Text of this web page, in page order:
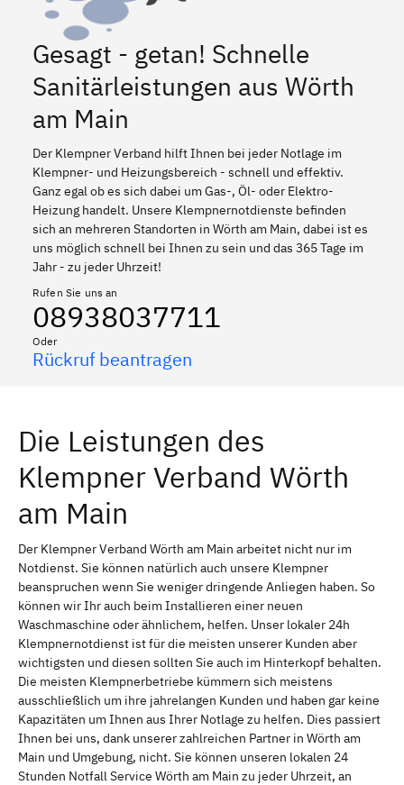
Gesagt - getan! Schnelle
Sanitärleistungen aus Wörth
am Main
Der Klempner Verband hilft Ihnen bei jeder Notlage im
Klempner- und Heizungsbereich - schnell und effektiv.
Ganz egal ob es sich dabei um Gas-, Öl- oder Elektro-
Heizung handelt. Unsere Klempnernotdienste befinden
sich an mehreren Standorten in Wörth am Main, dabei ist es
uns möglich schnell bei Ihnen zu sein und das 365 Tage im
Jahr - zu jeder Uhrzeit!
Rufen Sie uns an
08938037711
Oder
Rückruf beantragen
Die Leistungen des
Klempner Verband Wörth
am Main
Der Klempner Verband Wörth am Main arbeitet nicht nur im
Notdienst. Sie können natürlich auch unsere Klempner
beanspruchen wenn Sie weniger dringende Anliegen haben. So
können wir Ihr auch beim Installieren einer neuen
Waschmaschine oder ähnlichem, helfen. Unser lokaler 24h
Klempnernotdienst ist für die meisten unserer Kunden aber
wichtigsten und diesen sollten Sie auch im Hinterkopf behalten.
Die meisten Klempnerbetriebe kümmern sich meistens
ausschließlich um ihre jahrelangen Kunden und haben gar keine
Kapazitäten um Ihnen aus Ihrer Notlage zu helfen. Dies passiert
Ihnen bei uns, dank unserer zahlreichen Partner in Wörth am
Main und Umgebung, nicht. Sie können unseren lokalen 24
Stunden Notfall Service Wörth am Main zu jeder Uhrzeit, an